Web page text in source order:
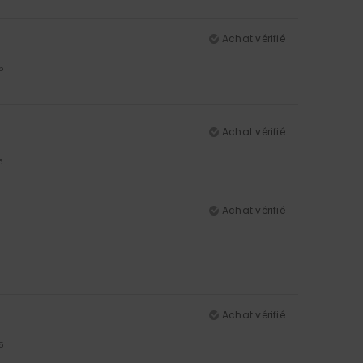
Achat vérifié
Achat vérifié
Achat vérifié
Achat vérifié